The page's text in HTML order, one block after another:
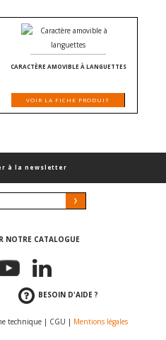
CARACTÈRE AMOVIBLE À LANGUETTES
VOIR LA FICHE PRODUIT
à la newsletter
NOTRE CATALOGUE
BESOIN D'AIDE ?
technique | CGU | Mentions légales